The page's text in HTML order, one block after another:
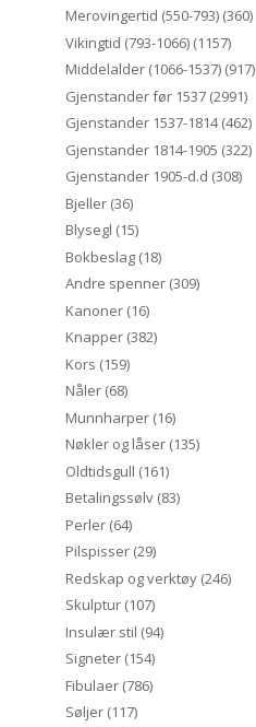
Merovingertid (550-793) (360)
Vikingtid (793-1066) (1157)
Middelalder (1066-1537) (917)
Gjenstander før 1537 (2991)
Gjenstander 1537-1814 (462)
Gjenstander 1814-1905 (322)
Gjenstander 1905-d.d (308)
Bjeller (36)
Blysegl (15)
Bokbeslag (18)
Andre spenner (309)
Kanoner (16)
Knapper (382)
Kors (159)
Nåler (68)
Munnharper (16)
Nøkler og låser (135)
Oldtidsgull (161)
Betalingssølv (83)
Perler (64)
Pilspisser (29)
Redskap og verktøy (246)
Skulptur (107)
Insulær stil (94)
Signeter (154)
Fibulaer (786)
Søljer (117)